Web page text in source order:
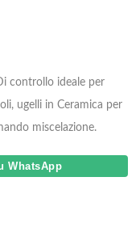
controllo ideale per
ugelli in Ceramica per
miscelazione.
WhatsApp